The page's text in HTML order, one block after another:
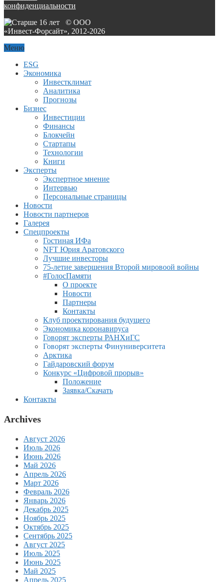
конфиденциальности
© ООО
«Инвест-Форсайт», 2012-2026
Меню
ESG
Экономика
Инвестклимат
Аналитика
Прогнозы
Бизнес
Инвестиции
Финансы
Блокчейн
Стартапы
Технологии
Книги
Эксперты
Экспертное мнение
Интервью
Персональные страницы
Новости
Новости партнеров
Галерея
Спецпроекты
Гостиная ИФа
NFT Юрия Аратовского
Лучшие инвесторы
75-летие завершения Второй мировоой войны
#ГолосПамяти
О проекте
Новости
Партнеры
Контакты
Клуб проектирования будущего
Экономика коронавируса
Говорят эксперты РАНХиГС
Говорят эксперты Финуниверситета
Арктика
Гайдаровский форум
Конкурс «Цифровой прорыв»
Положение
Заявка/Скачать
Контакты
Archives
Август 2026
Июль 2026
Июнь 2026
Май 2026
Апрель 2026
Март 2026
Февраль 2026
Январь 2026
Декабрь 2025
Ноябрь 2025
Октябрь 2025
Сентябрь 2025
Август 2025
Июль 2025
Июнь 2025
Май 2025
Апрель 2025